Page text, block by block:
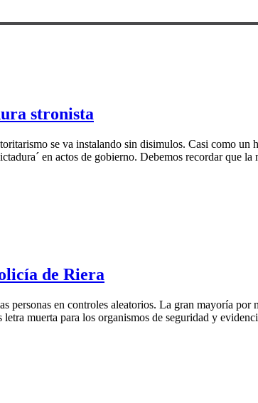
stronista
se va instalando sin disimulos. Casi como un
en actos de gobierno. Debemos recordar que
de Riera
en controles aleatorios. La gran mayoría por
muerta para los organismos de seguridad y